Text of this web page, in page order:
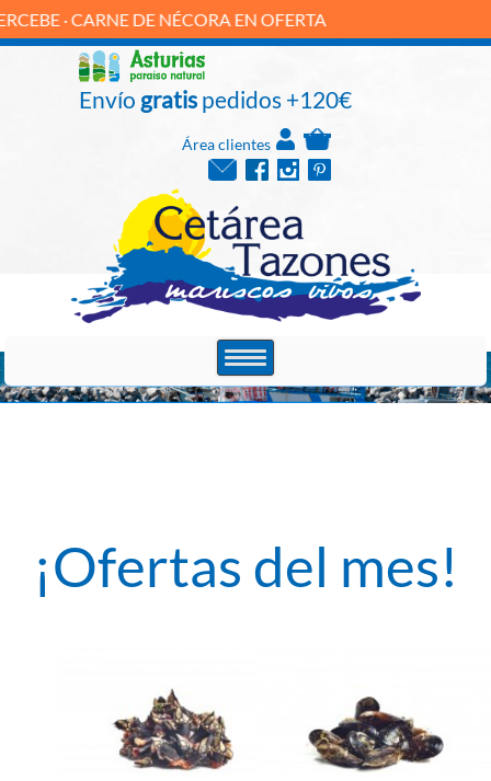
CARNE DE NÉCORA EN OFERTA
Envío gratispedidos +120€
Área clientes
¡Ofertas del mes!